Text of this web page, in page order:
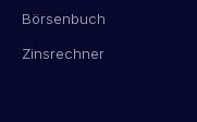
Börsenbuch
Zinsrechner